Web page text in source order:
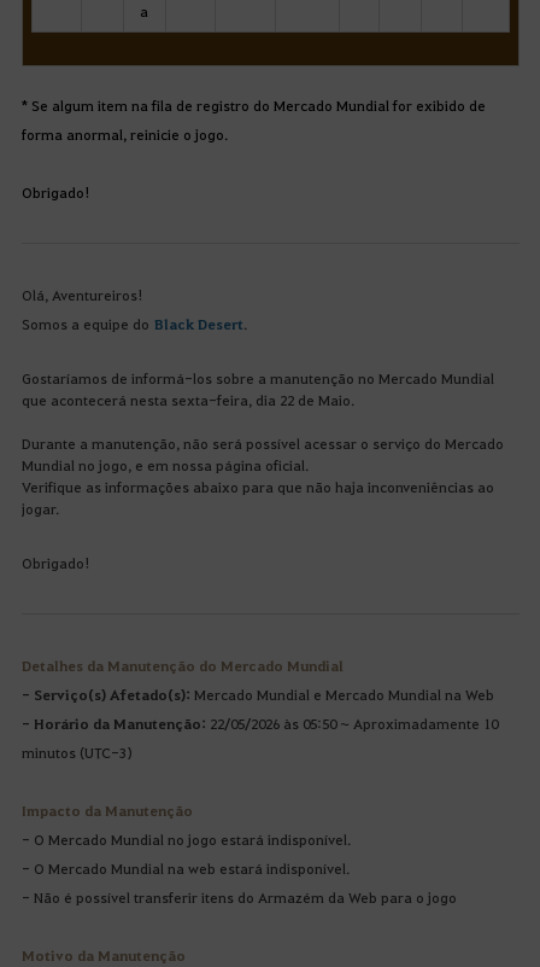
a
* Se algum item na fila de registro do Mercado Mundial for exibido de
forma anormal, reinicie o jogo.
Obrigado!
Olá, Aventureiros!
Somos a equipe do Black Desert.
Gostaríamos de informá-los sobre a manutenção no Mercado Mundial
que acontecerá nesta sexta-feira, dia 22 de Maio.
Durante a manutenção, não será possível acessar o serviço do Mercado
Mundial no jogo, e em nossa página oficial.
Verifique as informações abaixo para que não haja inconveniências ao
jogar.
Obrigado!
Detalhes da Manutenção do Mercado Mundial
- Serviço(s) Afetado(s): Mercado Mundial e Mercado Mundial na Web
- Horário da Manutenção: 22/05/2026 às 05:50 ~ Aproximadamente 10
minutos (UTC-3)
Impacto da Manutenção
- O Mercado Mundial no jogo estará indisponível.
- O Mercado Mundial na web estará indisponível.
- Não é possível transferir itens do Armazém da Web para o jogo
Motivo da Manutenção